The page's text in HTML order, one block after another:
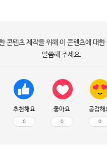
콘텐츠 제작을 위해 이 콘텐츠에 대
말씀해 주세요.
추천해요
0
좋아요
0
공감해
0